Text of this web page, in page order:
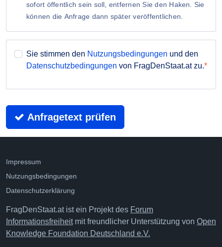
sofort öffentlich sein soll, entfernen Sie den Haken. Sie
können die Anfrage dann später veröffentlichen.
Sie stimmen den Nutzungsbedingungen und den
Datenschutzbedingungen von FragDenStaat.at zu.
Anfragetext prüfen
Impressum
Nutzungsbedingungen
Datenschutzerklärung
FragDenStaat.at ist ein Projekt des Forum
Informationsfreiheitmit freundlicher Unterstützung von Open
Knowledge Foundation Deutschland e.V.